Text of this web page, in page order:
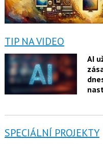
TIP NA VIDEO
AI
SPECIÁLNÍ PROJEKTY